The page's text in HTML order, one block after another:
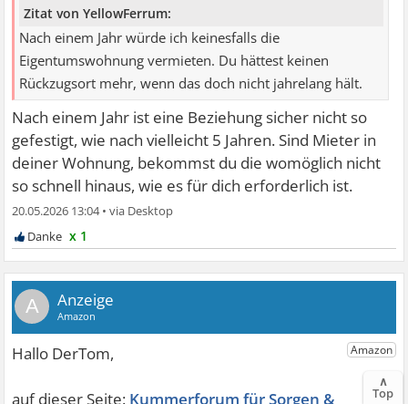
Zitat von YellowFerrum:
Nach einem Jahr würde ich keinesfalls die
Eigentumswohnung vermieten. Du hättest keinen
Rückzugsort mehr, wenn das doch nicht jahrelang hält.
Nach einem Jahr ist eine Beziehung sicher nicht so
gefestigt, wie nach vielleicht 5 Jahren. Sind Mieter in
deiner Wohnung, bekommst du die womöglich nicht
so schnell hinaus, wie es für dich erforderlich ist.
20.05.2026 13:04•
x 1
A
Kummerforum für Sorgen &
∧
Top